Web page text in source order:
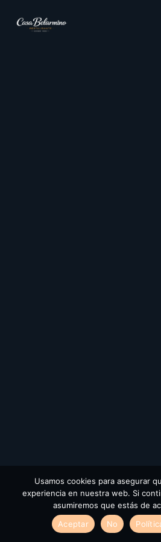
Usamos cookies para asegurar
experiencia en nuestra web. Si
asumiremos que estás de
Aceptar
No